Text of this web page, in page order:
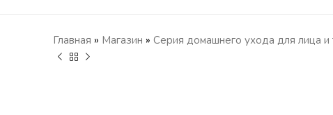
Главная » Магазин » Серия домашнего ухода для лица и